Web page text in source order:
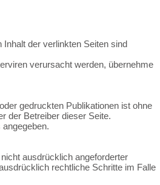
der verlinkten Seiten sind
verursacht werden, übernehme
gedruckten Publikationen ist ohne
der Betreiber dieser Seite.
ausdrücklich angeforderter
rechtliche Schritte im Falle